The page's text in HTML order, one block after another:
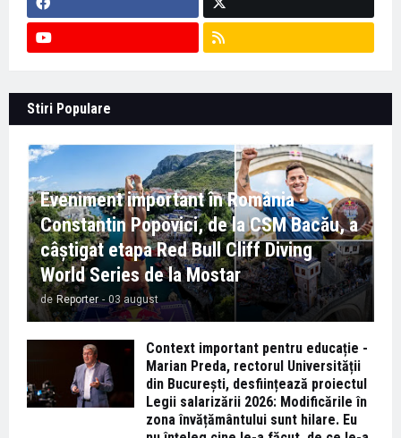
Stiri Populare
Eveniment important în România -
Constantin Popovici, de la CSM Bacău, a
câștigat etapa Red Bull Cliff Diving
World Series de la Mostar
de Reporter - 03 august
Context important pentru educație -
Marian Preda, rectorul Universității
din București, desființează proiectul
Legii salarizării 2026: Modificările în
zona învățământului sunt hilare. Eu